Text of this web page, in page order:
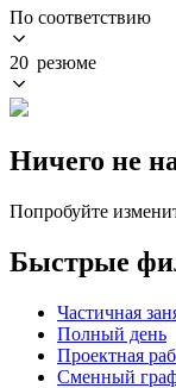
По соответствию
20 резюме
Ничего не
Попробуйте
Быстрые
Частичная
Полный день
Проектная
Сменный